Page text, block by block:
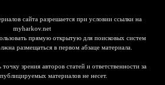
сайта разрешается при условии ссылки на
myharkov.net
прямую открытую для поисковых систем
размещаться в первом абзаце материала.
зрения авторов статей и ответственности за
материалов не несет.